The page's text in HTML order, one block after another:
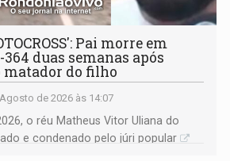
Pai morre em
duas semanas após
matador do filho
de 2026 às 14:07
o réu Matheus Vitor Uliana do
e condenado pelo júri popular